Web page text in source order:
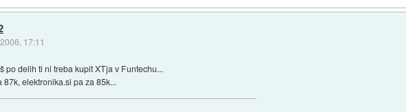
17:11
po delih ti ni treba kupit XTja v Funtechu...
87k, elektronika.si pa za 85k...